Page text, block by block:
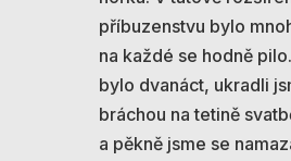
příbuzenstvu bylo
na každé se hodně
bylo dvanáct, ukradli
bráchou na tetině
a pěkně jsme se